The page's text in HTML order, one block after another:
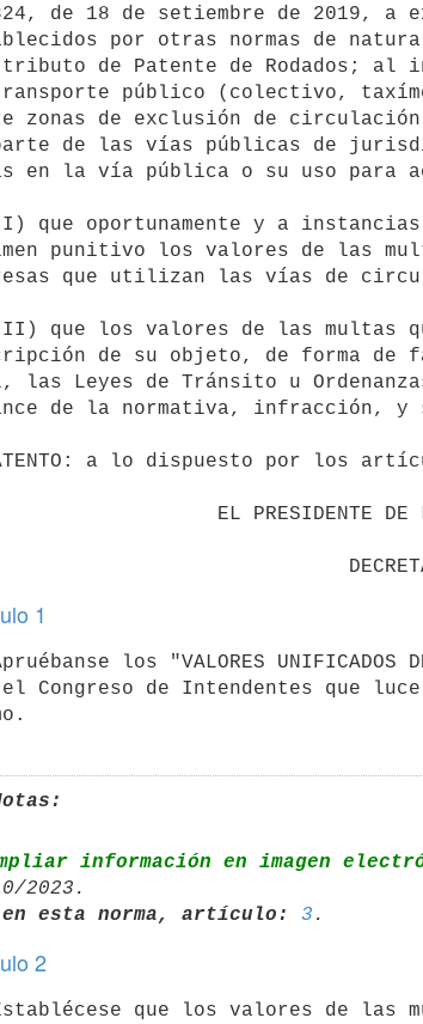
de 18 de setiembre de 2019, a
por otras normas de
de Patente de Rodados; al
público (colectivo,
zonas de exclusión de
de las vías públicas de
en la vía pública o su uso para
punitivo los valores de las
que utilizan las vías de
de su objeto, de forma de
las Leyes de Tránsito u
de la normativa, infracción, y
1
Congreso de Intendentes que
información en imagen
en esta norma, artículo:
3
2